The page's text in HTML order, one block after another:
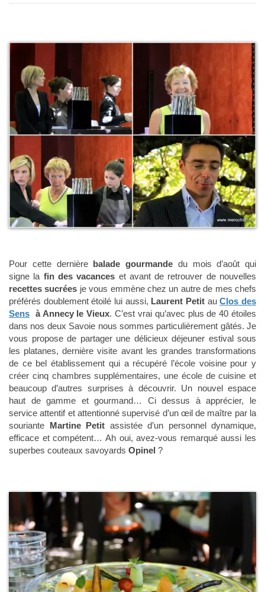
Pour cette dernière balade gourmande du mois d’août qui
signe la fin des vacances et avant de retrouver de nouvelles
recettes sucrées je vous emmène chez un autre de mes chefs
préférés doublement étoilé lui aussi, Laurent Petit auClos des
Sens à Annecy le Vieux. C’est vrai qu’avec plus de 40 étoiles
dans nos deux Savoie nous sommes particulièrement gâtés. Je
vous propose de partager une délicieux déjeuner estival sous
les platanes, dernière visite avant les grandes transformations
de ce bel établissement qui a récupéré l’école voisine pour y
créer cinq chambres supplémentaires, une école de cuisine et
beaucoup d’autres surprises à découvrir. Un nouvel espace
haut de gamme et gourmand… Ci dessus à apprécier, le
service attentif et attentionné supervisé d’un œil de maître par la
souriante Martine Petit assistée d’un personnel dynamique,
efficace et compétent… Ah oui, avez-vous remarqué aussi les
superbes couteaux savoyards Opinel ?